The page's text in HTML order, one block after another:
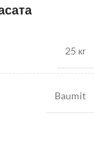
25 кг
Baumit